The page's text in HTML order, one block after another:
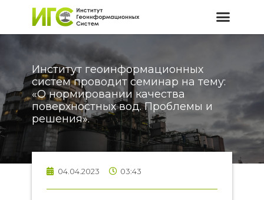
Институт геоинформационных
систем проводит семинар на тему:
«О нормировании качества
поверхностных вод. Проблемы и
решения».
04.04.2023 03:43